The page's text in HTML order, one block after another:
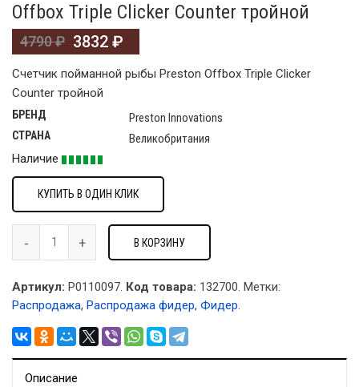
Offbox Triple Clicker Counter тройной
4790₽ 3832 ₽
Счетчик пойманной рыбы Preston Offbox Triple Clicker
Counter тройной
БРЕНД Preston Innovations
СТРАНА
Великобритания
Наличие
КУПИТЬ В ОДИН КЛИК
В КОРЗИНУ
Артикул: P0110097. Код товара: 132700. Метки:
Распродажа, Распродажа фидер, Фидер.
Описание